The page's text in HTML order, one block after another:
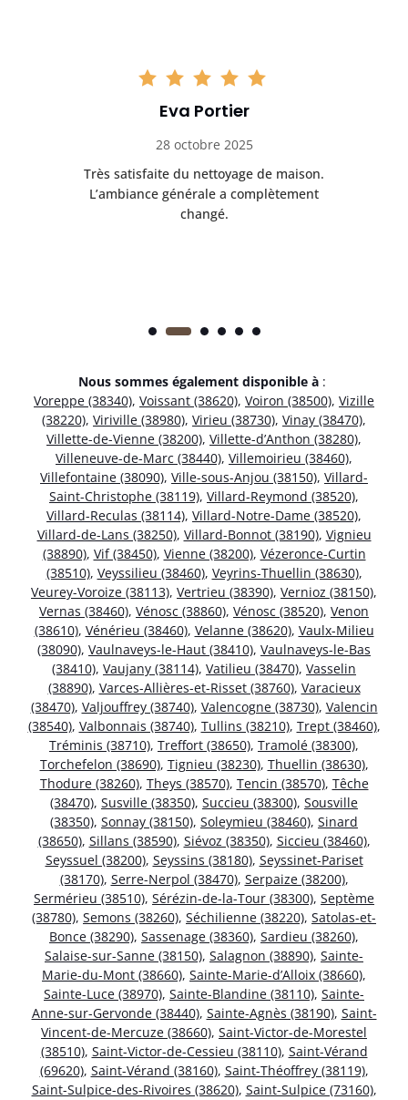
Eva Portier
28 octobre 2025
Très satisfaite du nettoyage de maison.
L’ambiance générale a complètement
changé.
Nous sommes également disponible à :
Voreppe (38340), Voissant (38620), Voiron (38500), Vizille
(38220), Viriville (38980), Virieu (38730), Vinay (38470),
Villette-de-Vienne (38200), Villette-d’Anthon (38280),
Villeneuve-de-Marc (38440), Villemoirieu (38460),
Villefontaine (38090), Ville-sous-Anjou (38150), Villard-
Saint-Christophe (38119), Villard-Reymond (38520),
Villard-Reculas (38114), Villard-Notre-Dame (38520),
Villard-de-Lans (38250), Villard-Bonnot (38190), Vignieu
(38890), Vif (38450), Vienne (38200), Vézeronce-Curtin
(38510), Veyssilieu (38460), Veyrins-Thuellin (38630),
Veurey-Voroize (38113), Vertrieu (38390), Vernioz (38150),
Vernas (38460), Vénosc (38860), Vénosc (38520), Venon
(38610), Vénérieu (38460), Velanne (38620), Vaulx-Milieu
(38090), Vaulnaveys-le-Haut (38410), Vaulnaveys-le-Bas
(38410), Vaujany (38114), Vatilieu (38470), Vasselin
(38890), Varces-Allières-et-Risset (38760), Varacieux
(38470), Valjouffrey (38740), Valencogne (38730), Valencin
(38540), Valbonnais (38740), Tullins (38210), Trept (38460),
Tréminis (38710), Treffort (38650), Tramolé (38300),
Torchefelon (38690), Tignieu (38230), Thuellin (38630),
Thodure (38260), Theys (38570), Tencin (38570), Têche
(38470), Susville (38350), Succieu (38300), Sousville
(38350), Sonnay (38150), Soleymieu (38460), Sinard
(38650), Sillans (38590), Siévoz (38350), Siccieu (38460),
Seyssuel (38200), Seyssins (38180), Seyssinet-Pariset
(38170), Serre-Nerpol (38470), Serpaize (38200),
Sermérieu (38510), Sérézin-de-la-Tour (38300), Septème
(38780), Semons (38260), Séchilienne (38220), Satolas-et-
Bonce (38290), Sassenage (38360), Sardieu (38260),
Salaise-sur-Sanne (38150), Salagnon (38890), Sainte-
Marie-du-Mont (38660), Sainte-Marie-d’Alloix (38660),
Sainte-Luce (38970), Sainte-Blandine (38110), Sainte-
Anne-sur-Gervonde (38440), Sainte-Agnès (38190), Saint-
Vincent-de-Mercuze (38660), Saint-Victor-de-Morestel
(38510), Saint-Victor-de-Cessieu (38110), Saint-Vérand
(69620), Saint-Vérand (38160), Saint-Théoffrey (38119),
Saint-Sulpice-des-Rivoires (38620), Saint-Sulpice (73160),